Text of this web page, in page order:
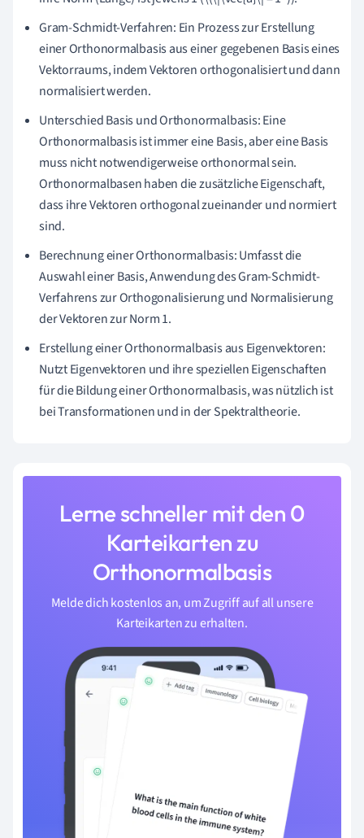
Gram-Schmidt-Verfahren: Ein Prozess zur Erstellung
einer Orthonormalbasis aus einer gegebenen Basis eines
Vektorraums, indem Vektoren orthogonalisiert und dann
normalisiert werden.
Unterschied Basis und Orthonormalbasis: Eine
Orthonormalbasis ist immer eine Basis, aber eine Basis
muss nicht notwendigerweise orthonormal sein.
Orthonormalbasen haben die zusätzliche Eigenschaft,
dass ihre Vektoren orthogonal zueinander und normiert
sind.
Berechnung einer Orthonormalbasis: Umfasst die
Auswahl einer Basis, Anwendung des Gram-Schmidt-
Verfahrens zur Orthogonalisierung und Normalisierung
der Vektoren zur Norm 1.
Erstellung einer Orthonormalbasis aus Eigenvektoren:
Nutzt Eigenvektoren und ihre speziellen Eigenschaften
für die Bildung einer Orthonormalbasis, was nützlich ist
bei Transformationen und in der Spektraltheorie.
Lerne schneller mit den 0
Karteikarten zu
Orthonormalbasis
Melde dich kostenlos an, um Zugriff auf all unsere
Karteikarten zu erhalten.